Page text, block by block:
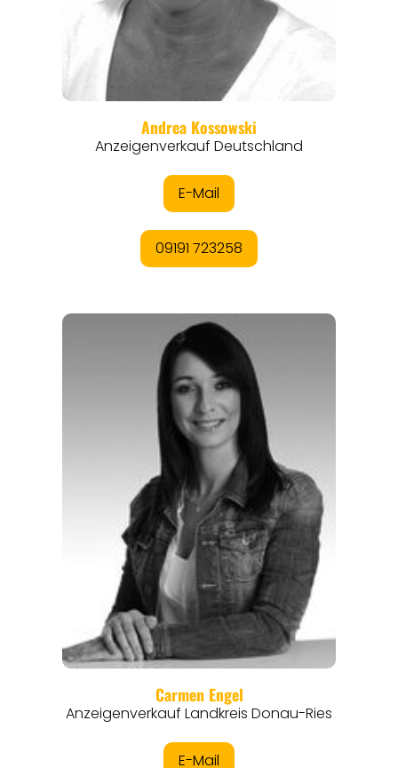
THEMEN
ANGEBOTE